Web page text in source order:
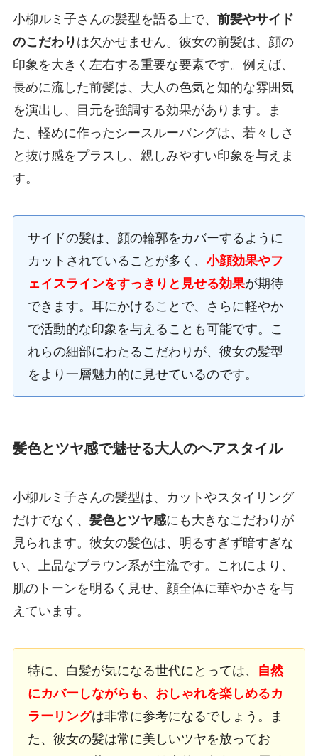
小柳ルミ子さんの髪型を語る上で、 前髪やサイド
のこだわり は欠かせません。彼女の前髪は、顔の
印象を大きく左右する重要な要素です。例えば、
長めに流した前髪は、大人の色気と知的な雰囲気
を演出し、目元を強調する効果があります。ま
た、軽めに作ったシースルーバングは、若々しさ
と抜け感をプラスし、親しみやすい印象を与えま
す。
サイドの髪は、顔の輪郭をカバーするように
カットされていることが多く、 小顔効果やフ
ェイスラインをすっきりと見せる効果が期待
できます。耳にかけることで、さらに軽やか
で活動的な印象を与えることも可能です。こ
れらの細部にわたるこだわりが、彼女の髪型
をより一層魅力的に見せているのです。
髪色とツヤ感で魅せる大人のヘアスタイル
小柳ルミ子さんの髪型は、カットやスタイリング
だけでなく、 髪色とツヤ感にも大きなこだわりが
見られます。彼女の髪色は、明るすぎず暗すぎな
い、上品なブラウン系が主流です。これにより、
肌のトーンを明るく見せ、顔全体に華やかさを与
えています。
特に、白髪が気になる世代にとっては、
自然
にカバーしながらも、おしゃれを楽しめるカ
ラーリングは非常に参考になるでしょう。ま
た、彼女の髪は常に美しいツヤを放ってお